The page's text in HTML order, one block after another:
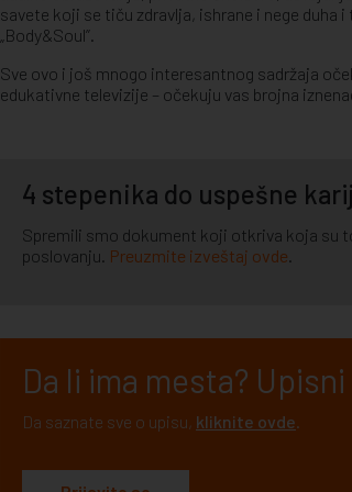
savete koji se tiču zdravlja, ishrane i nege duha i
„Body&Soul”.
Sve ovo i još mnogo interesantnog sadržaja
edukativne televizije – očekuju vas brojna
4 stepenika do uspešne
Spremili smo dokument koji otkriva koja su
poslovanju. Preuzmite izveštaj ovde.
Da li ima mesta?
Da saznate sve o upisu, kliknite ovde.